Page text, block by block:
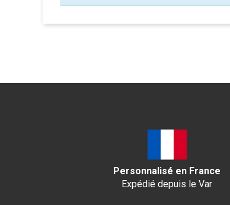
Personnalisé en France
Expédié depuis le Var